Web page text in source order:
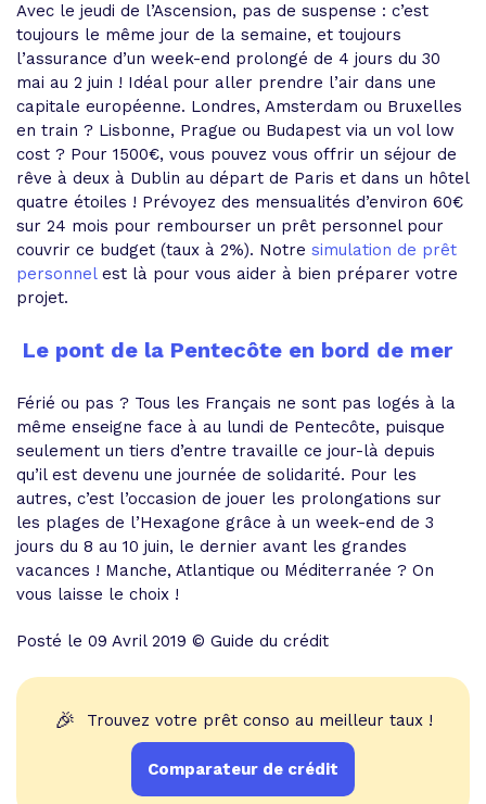
Avec le jeudi de l’Ascension, pas de suspense : c’est
toujours le même jour de la semaine, et toujours
l’assurance d’un week-end prolongé de 4 jours du 30
mai au 2 juin ! Idéal pour aller prendre l’air dans une
capitale européenne. Londres, Amsterdam ou Bruxelles
en train ? Lisbonne, Prague ou Budapest via un vol low
cost ? Pour 1500€, vous pouvez vous offrir un séjour de
rêve à deux à Dublin au départ de Paris et dans un hôtel
quatre étoiles ! Prévoyez des mensualités d’environ 60€
sur 24 mois pour rembourser un prêt personnel pour
couvrir ce budget (taux à 2%). Notre simulation de prêt
personnelest là pour vous aider à bien préparer votre
projet.
Le pont de la Pentecôte en bord de mer
Férié ou pas ? Tous les Français ne sont pas logés à la
même enseigne face à au lundi de Pentecôte, puisque
seulement un tiers d’entre travaille ce jour-là depuis
qu’il est devenu une journée de solidarité. Pour les
autres, c’est l’occasion de jouer les prolongations sur
les plages de l’Hexagone grâce à un week-end de 3
jours du 8 au 10 juin, le dernier avant les grandes
vacances ! Manche, Atlantique ou Méditerranée ? On
vous laisse le choix !
Posté le 09 Avril 2019 © Guide du crédit
🎉 Trouvez votre prêt conso au meilleur taux !
Comparateur de crédit